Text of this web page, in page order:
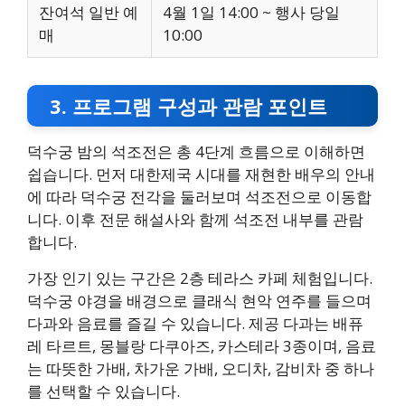
잔여석 일반 예
매
4월 1일 14:00 ~ 행사 당일
10:00
3. 프로그램 구성과 관람 포인트
덕수궁 밤의 석조전은 총 4단계 흐름으로 이해하면
쉽습니다. 먼저 대한제국 시대를 재현한 배우의 안내
에 따라 덕수궁 전각을 둘러보며 석조전으로 이동합
니다. 이후 전문 해설사와 함께 석조전 내부를 관람
합니다.
가장 인기 있는 구간은 2층 테라스 카페 체험입니다.
덕수궁 야경을 배경으로 클래식 현악 연주를 들으며
다과와 음료를 즐길 수 있습니다. 제공 다과는 배퓨
레 타르트, 몽블랑 다쿠아즈, 카스테라 3종이며, 음료
는 따뜻한 가배, 차가운 가배, 오디차, 감비차 중 하나
를 선택할 수 있습니다.